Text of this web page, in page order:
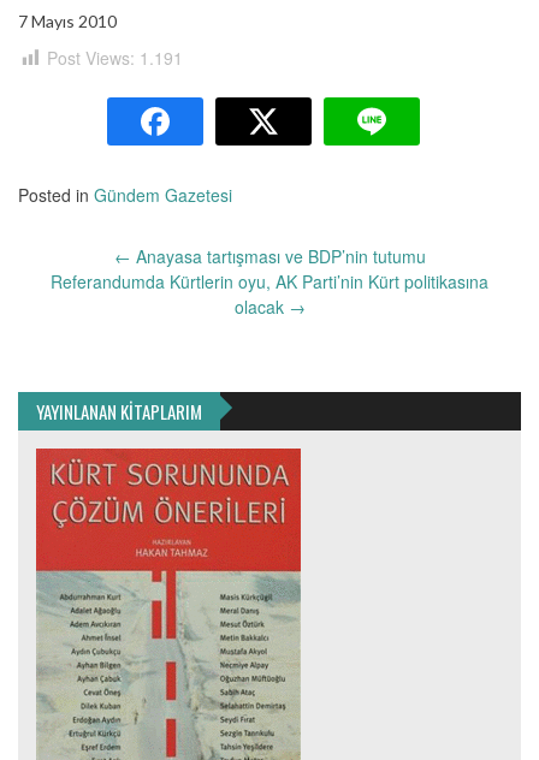
7 Mayıs 2010
Post Views: 1.191
Posted in Gündem Gazetesi
dolaşımı
← Anayasa tartışması ve BDP’nin tutumu
Referandumda Kürtlerin oyu, AK Parti’nin Kürt politikasına
olacak →
YAYINLANAN KİTAPLARIM